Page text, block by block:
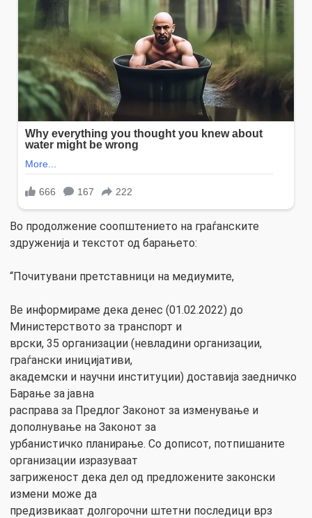
Во продолжение соопштението на граѓанските
здруженија и текстот од барањето:
“Почитувани претставници на медиумите,
Ве информираме дека денес (01.02.2022) до
Министерството за транспорт и
врски, 35 организации (невладини организации,
граѓански иницијативи,
академски и научни институции) доставија заедничко
Барање за јавна
расправа за Предлог Законот за изменување и
дополнување на Законот за
урбанистичко планирање. Со дописот, потпишаните
организации изразуваат
загриженост дека дел од предложените законски
измени може да
предизвикаат долгорочни штетни последици врз